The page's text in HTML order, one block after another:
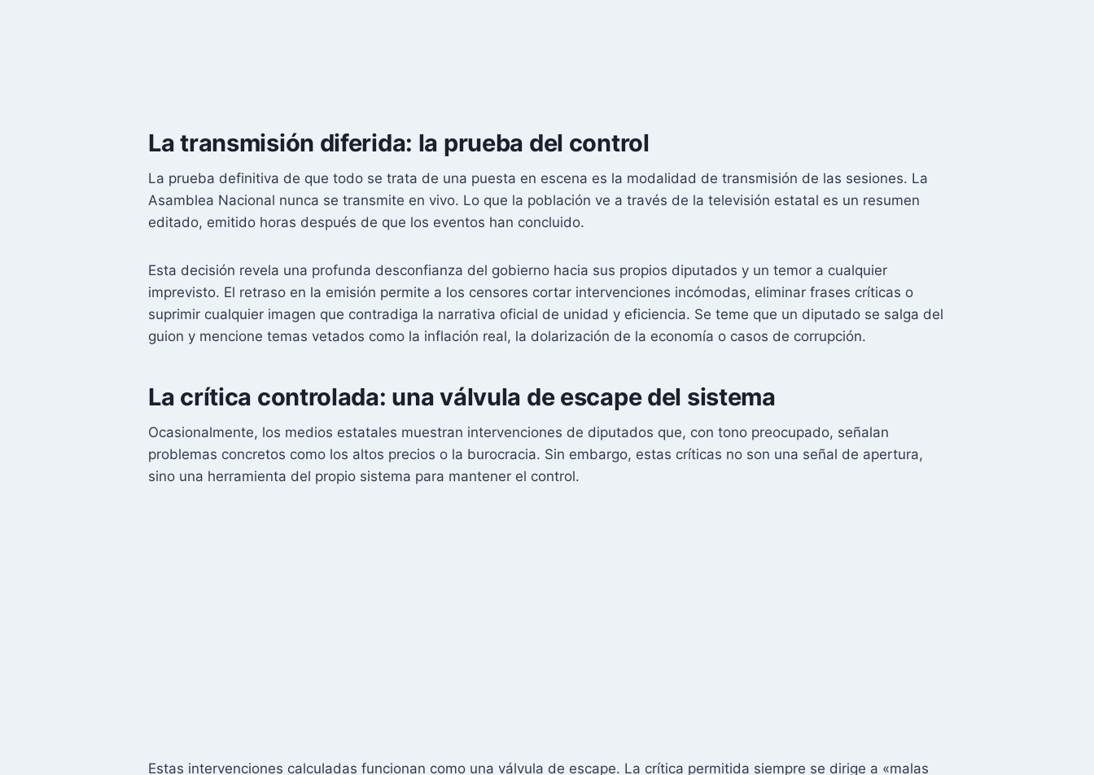
La transmisión diferida: la prueba del control
La prueba definitiva de que todo se trata de una puesta en escena es la modalidad de transmisión de las sesiones. La
Asamblea Nacional nunca se transmite en vivo. Lo que la población ve a través de la televisión estatal es un resumen
editado, emitido horas después de que los eventos han concluido.
Esta decisión revela una profunda desconfianza del gobierno hacia sus propios diputados y un temor a cualquier
imprevisto. El retraso en la emisión permite a los censores cortar intervenciones incómodas, eliminar frases críticas o
suprimir cualquier imagen que contradiga la narrativa oficial de unidad y eficiencia. Se teme que un diputado se salga del
guion y mencione temas vetados como la inflación real, la dolarización de la economía o casos de corrupción.
La crítica controlada: una válvula de escape del sistema
Ocasionalmente, los medios estatales muestran intervenciones de diputados que, con tono preocupado, señalan
problemas concretos como los altos precios o la burocracia. Sin embargo, estas críticas no son una señal de apertura,
sino una herramienta del propio sistema para mantener el control.
Estas intervenciones calculadas funcionan como una válvula de escape. La crítica permitida siempre se dirige a «malas